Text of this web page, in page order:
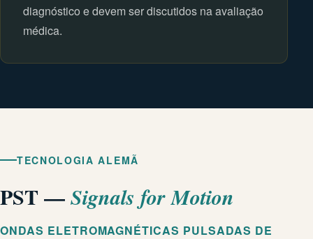
diagnóstico e devem ser discutidos na avaliação
médica.
TECNOLOGIA ALEMÃ
PST —Signals for Motion
ONDAS ELETROMAGNÉTICAS PULSADAS DE